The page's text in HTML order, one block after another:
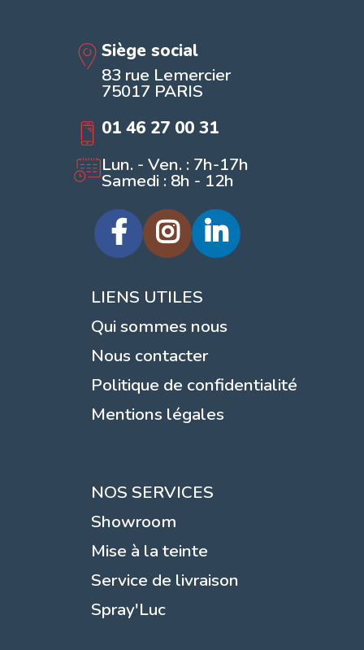
Siège social
83 rue Lemercier
75017 PARIS
01 46 27 00 31
Lun. - Ven. : 7h-17h
Samedi : 8h - 12h
LIENS UTILES
Qui sommes nous
Nous contacter
Politique de confidentialité
Mentions légales
NOS SERVICES
Showroom
Mise à la teinte
Service de livraison
Spray'Luc